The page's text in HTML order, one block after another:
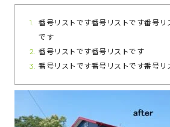
番号リストです番号リストです番号リ
です
番号リストです番号リストです
番号リストです番号リストです番号リ